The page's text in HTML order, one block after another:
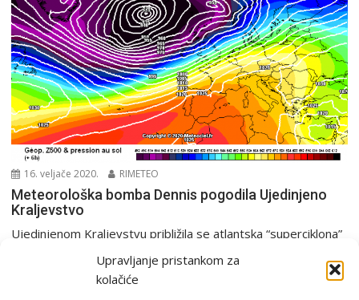
Upravljanje pristankom za
kolačiće
16. veljače 2020. RIMETEO
Meteorološka bomba Dennis pogodila Ujedinjeno
Kraljevstvo
Ujedinjenom Kraljevstvu približila se atlantska “superciklona”
Dennis koja bi u svom centru mogla imati tlak od...